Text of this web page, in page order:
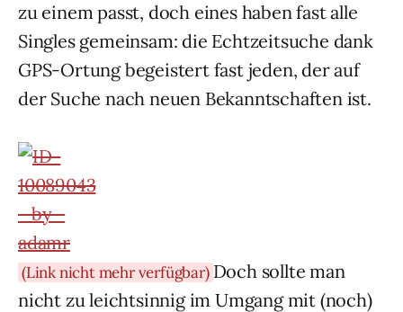
zu einem passt, doch eines haben fast alle
Singles gemeinsam: die Echtzeitsuche dank
GPS-Ortung begeistert fast jeden, der auf
der Suche nach neuen Bekanntschaften ist.
(Link nicht mehr verfügbar)Doch sollte man
nicht zu leichtsinnig im Umgang mit (noch)